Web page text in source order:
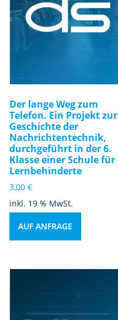
Der lange Weg zum
Telefon. Ein Projekt zur
Geschichte der
Nachrichtentechnik,
durchgeführt in der 6.
Klasse einer Schule für
Lernbehinderte
3,00 €
inkl. 19 % MwSt.
AUF ANFRAGE